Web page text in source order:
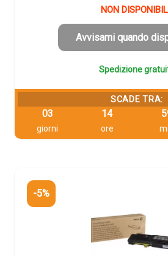
era:
NON
Avvisami quando
Spedizione
SCADE TRA:
03
giorni
14
ore
-5%